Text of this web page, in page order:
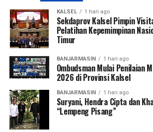
WhatsApp 0 Facebook
Messenger
KALSEL 1 hari ago
Sekdaprov Kalsel Pimpin
Pelatihan Kepemimpinan
Timur
BANJARMASIN 1 hari ago
Ombudsman Mulai Penilaian
2026 di Provinsi Kalsel
BANJARMASIN 1 hari ago
Suryani, Hendra Cipta dan
“Lempeng Pisang”